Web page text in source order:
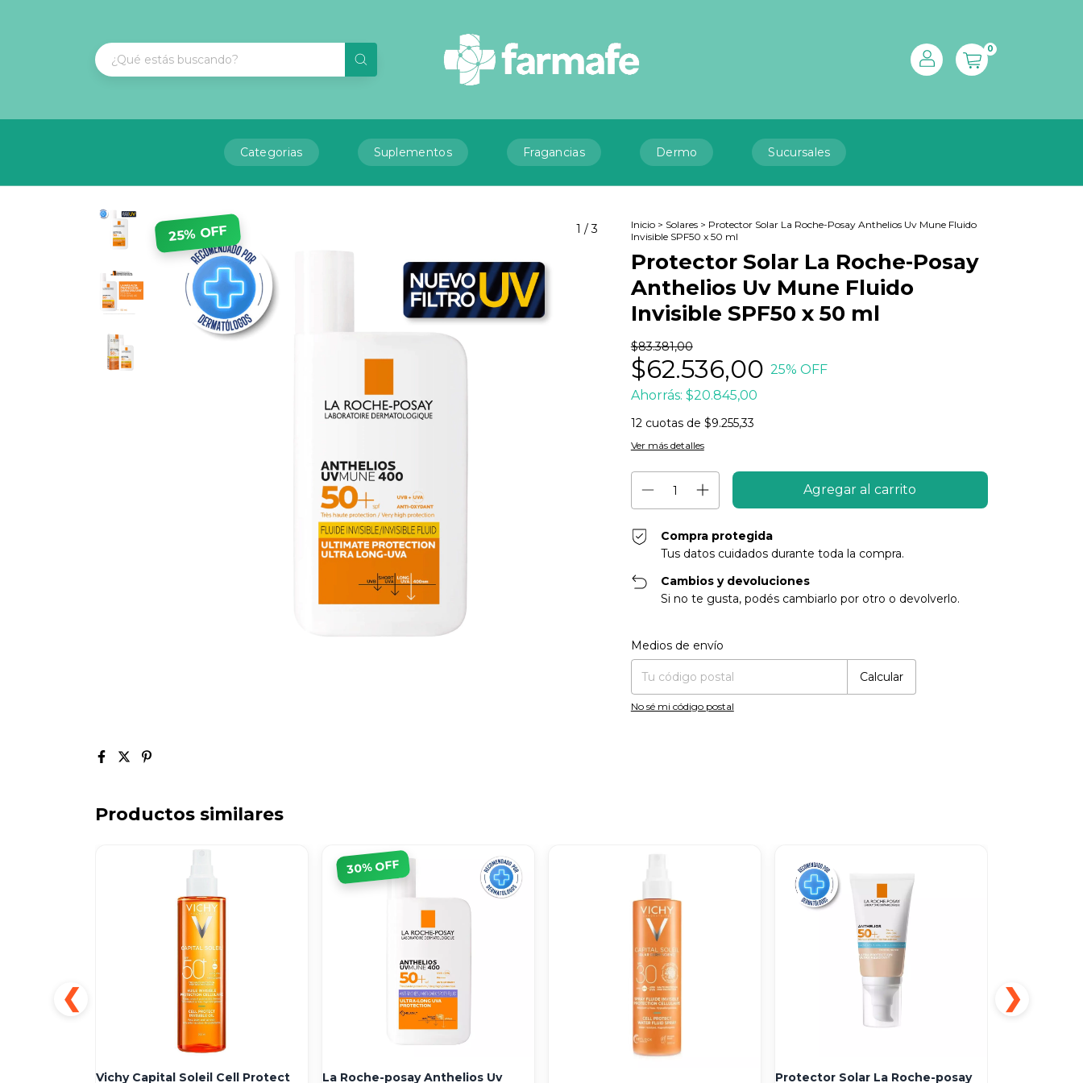
0
Categorias Suplementos Fragancias Dermo Sucursales
1 /3
25% OFF Inicio > Solares > Protector Solar La Roche-Posay Anthelios Uv Mune Fluido
Invisible SPF50 x 50 ml
Protector Solar La Roche-Posay
Anthelios Uv Mune Fluido
Invisible SPF50 x 50 ml
$83.381,00
$62.536,00 25% OFF
Ahorrás: $20.845,00
12 cuotas de $9.255,33
Ver más detalles
Compra protegida
Tus datos cuidados durante toda la compra.
Cambios y devoluciones
Si no te gusta, podés cambiarlo por otro o devolverlo.
Entregas para el CP:
Medios de envío
Calcular
No sé mi código postal
Productos similares
Vichy Capital Soleil Cell Protect
La Roche-posay Anthelios Uv
30% OFF
Protector Solar La Roche-posay